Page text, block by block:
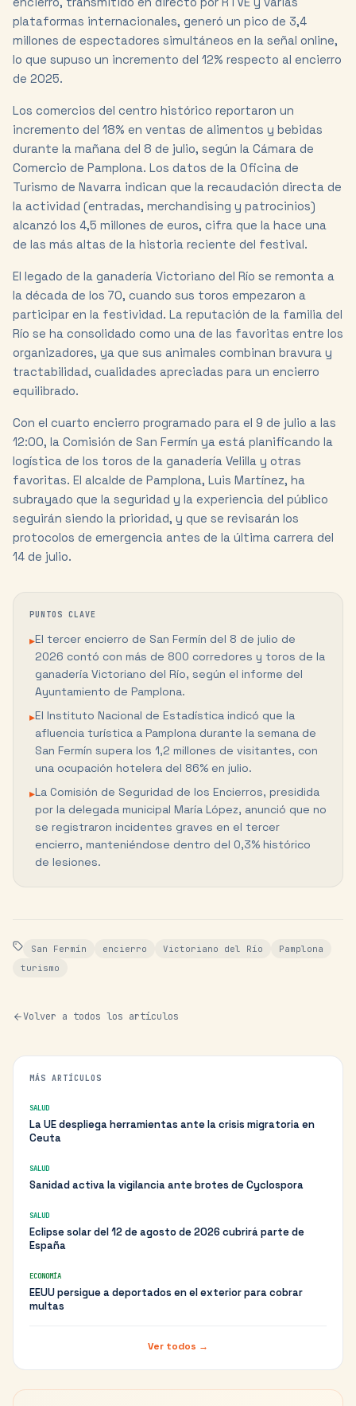
plataformas internacionales, generó un pico de 3,4
millones de espectadores simultáneos en la señal online,
lo que supuso un incremento del 12% respecto al encierro
de 2025.
Los comercios del centro histórico reportaron un
incremento del 18% en ventas de alimentos y bebidas
durante la mañana del 8 de julio, según la Cámara de
Comercio de Pamplona. Los datos de la Oficina de
Turismo de Navarra indican que la recaudación directa de
la actividad (entradas, merchandising y patrocinios)
alcanzó los 4,5 millones de euros, cifra que la hace una
de las más altas de la historia reciente del festival.
El legado de la ganadería Victoriano del Río se remonta a
la década de los 70, cuando sus toros empezaron a
participar en la festividad. La reputación de la familia del
Río se ha consolidado como una de las favoritas entre los
organizadores, ya que sus animales combinan bravura y
tractabilidad, cualidades apreciadas para un encierro
equilibrado.
Con el cuarto encierro programado para el 9 de julio a las
12:00, la Comisión de San Fermín ya está planificando la
logística de los toros de la ganadería Velilla y otras
favoritas. El alcalde de Pamplona, Luis Martínez, ha
subrayado que la seguridad y la experiencia del público
seguirán siendo la prioridad, y que se revisarán los
protocolos de emergencia antes de la última carrera del
14 de julio.
PUNTOS CLAVE
▸El tercer encierro de San Fermín del 8 de julio de
2026 contó con más de 800 corredores y toros de la
ganadería Victoriano del Río, según el informe del
Ayuntamiento de Pamplona.
▸El Instituto Nacional de Estadística indicó que la
afluencia turística a Pamplona durante la semana de
San Fermín supera los 1,2 millones de visitantes, con
una ocupación hotelera del 86% en julio.
▸La Comisión de Seguridad de los Encierros, presidida
por la delegada municipal María López, anunció que no
se registraron incidentes graves en el tercer
encierro, manteniéndose dentro del 0,3% histórico
de lesiones.
San Fermín encierro Victoriano del Río
Pamplona
turismo
Volver a todos los artículos
MÁS ARTÍCULOS
SALUD
La UE despliega herramientas ante la crisis migratoria en
Ceuta
SALUD
Sanidad activa la vigilancia ante brotes de Cyclospora
SALUD
Eclipse solar del 12 de agosto de 2026 cubrirá parte de
España
ECONOMÍA
EEUU persigue a deportados en el exterior para cobrar
multas
Ver todos →